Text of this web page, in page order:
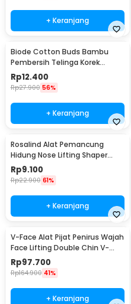
+ Keranjang
Biode Cotton Buds Bambu
Pembersih Telinga Korek
Kuping 200 PCS - BD277
Rp12.400
Rp27.900 56%
+ Keranjang
Rosalind Alat Pemancung
Hidung Nose Lifting Shaper
Correction - D-16
Rp9.100
Rp22.900 61%
+ Keranjang
V-Face Alat Pijat Penirus Wajah
Face Lifting Double Chin V-
Shaped - BYM-903S
Rp97.700
Rp164.900 41%
+ Keranjang